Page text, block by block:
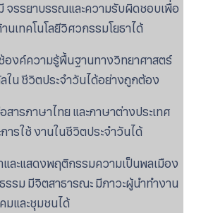
จรรยาบรรณและความรับผิดชอบเพื่อ
นเทคโนโลยีวิศวกรรมโยธาได้
ช้องค์ความรู้พื้นฐานทางวิทยาศาสตร์
ลใน ชีวิตประจำวันได้อย่างถูกต้อง
สารภาษาไทย และภาษาต่างประเทศ
ารใช้ งานในชีวิตประจำวันได้
และแสดงพฤติกรรมความเป็นพลเมือง
รม มีจิตสาธารณะ มีภาวะผู้นำทำงาน
และชุมชนได้